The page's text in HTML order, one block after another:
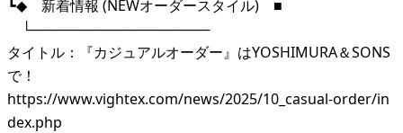
┗◆ 新着情報 (NEWオーダースタイル) ■
└──────────────────
タイトル：『カジュアルオーダー』はYOSHIMURA＆SONS
で！
https://www.vightex.com/news/2025/10_casual-order/in
dex.php